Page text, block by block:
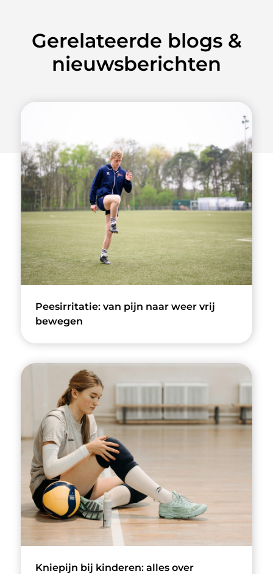
Gerelateerde blogs &
nieuwsberichten
Peesirritatie: van pijn naar weer vrij
bewegen
Kniepijn bij kinderen: alles over